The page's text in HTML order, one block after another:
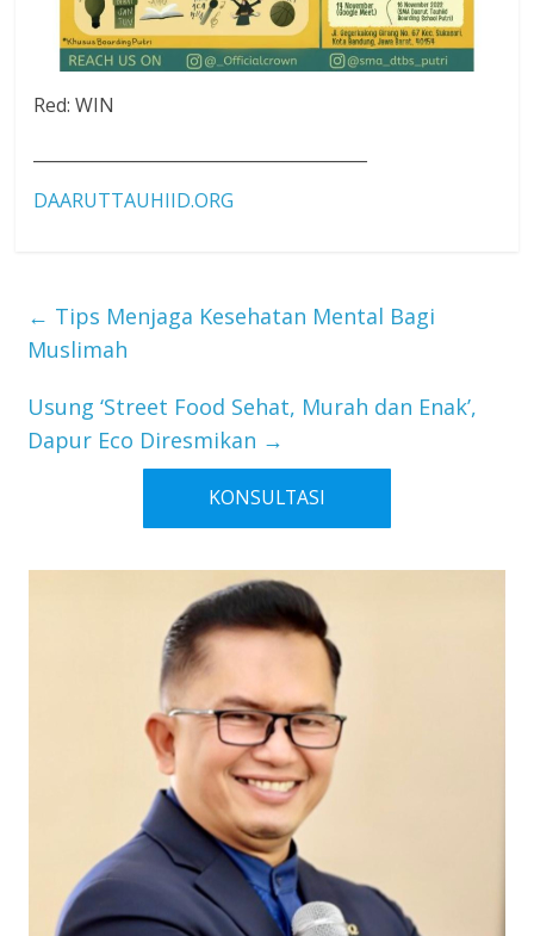
Red: WIN
DAARUTTAUHIID.ORG
← Tips Menjaga Kesehatan Mental Bagi
Muslimah
Usung ‘Street Food Sehat, Murah dan Enak’,
Dapur Eco Diresmikan →
KONSULTASI